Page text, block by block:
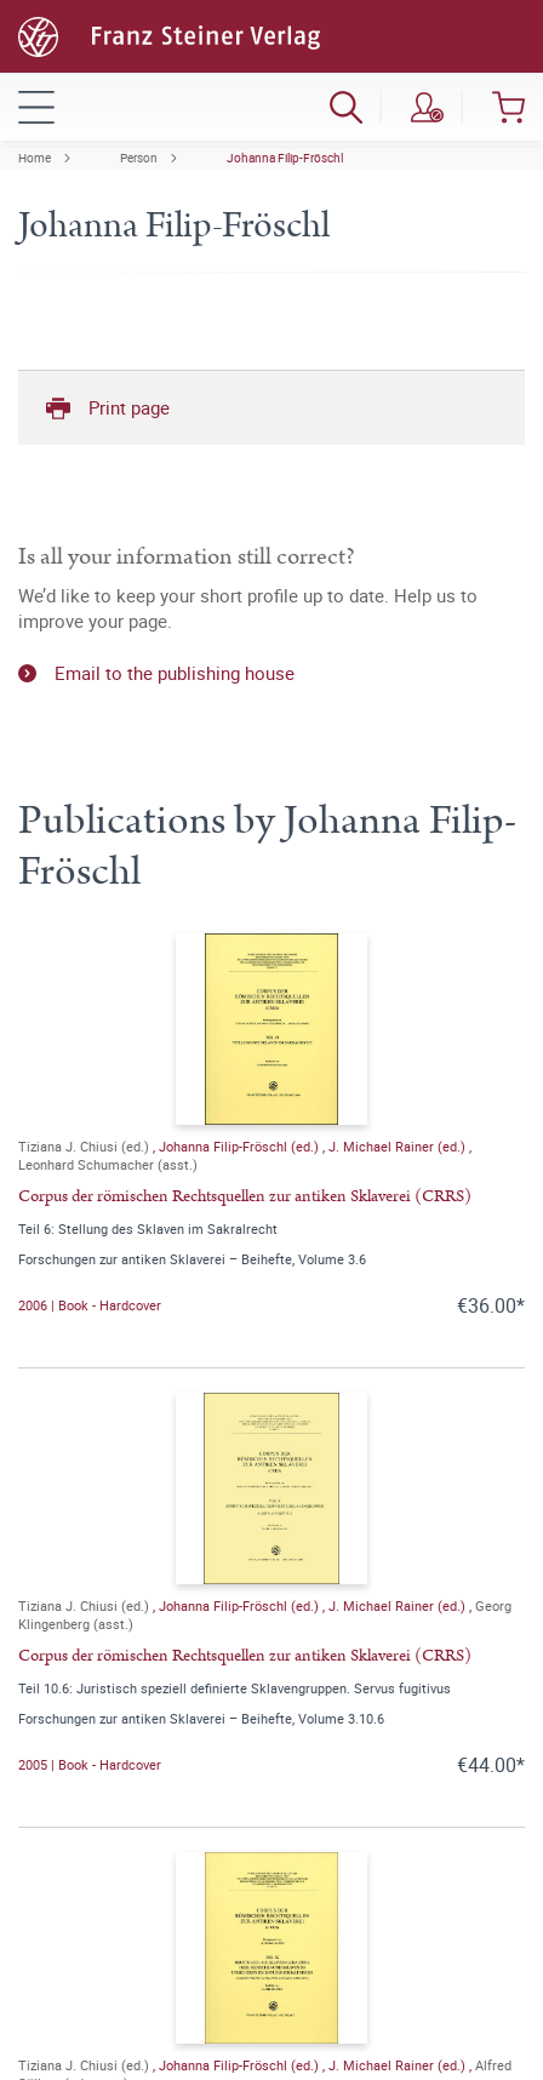
Home Person Johanna Filip-Fröschl
Johanna Filip-Fröschl
Print page
Is all your information still correct?
We’d like to keep your short profile up to date. Help us to
improve your page.
Email to the publishing house
Publications by Johanna Filip-
Fröschl
Tiziana J. Chiusi (ed.) Johanna Filip-Fröschl (ed.) J. Michael Rainer (ed.)
Leonhard Schumacher (asst.)
Corpus der römischen Rechtsquellen zur antiken Sklaverei (CRRS)
Teil 6: Stellung des Sklaven im Sakralrecht
Forschungen zur antiken Sklaverei – Beihefte, Volume 3.6
2006 | Book - Hardcover €36.00*
Tiziana J. Chiusi (ed.) Johanna Filip-Fröschl (ed.) J. Michael Rainer (ed.) Georg
Klingenberg (asst.)
Corpus der römischen Rechtsquellen zur antiken Sklaverei (CRRS)
Teil 10.6: Juristisch speziell definierte Sklavengruppen. Servus fugitivus
Forschungen zur antiken Sklaverei – Beihefte, Volume 3.10.6
2005 | Book - Hardcover €44.00*
Tiziana J. Chiusi (ed.) Johanna Filip-Fröschl (ed.) J. Michael Rainer (ed.) Alfred